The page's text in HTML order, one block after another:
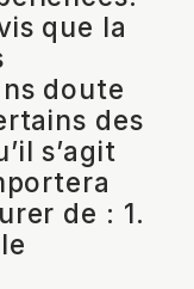
que la
doute
des
s’agit
de : 1.